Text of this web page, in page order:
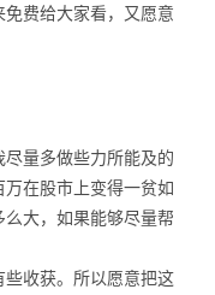
费给大家看，又愿意
量多做些力所能及的
在股市上变得一贫如
大，如果能够尽量帮
收获。所以愿意把这